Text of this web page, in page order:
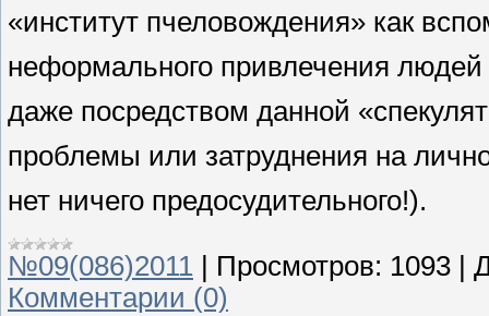
«институт пчеловождения» как
неформального привлечения
даже посредством данной
проблемы или затруднения на
нет ничего предосудительного!).
№09(086)2011 Просмотров: 1093
Комментарии (0)